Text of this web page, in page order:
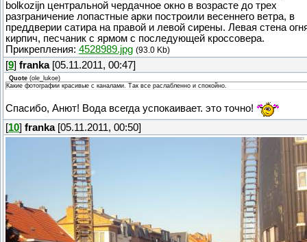
bolkozijn центральной чердачное окно в возрасте до трех
разграничение лопастные арки построили весеннего ветра, в
преддверии сатира на правой и левой сирены. Левая стена
кирпич, песчаник с ярмом с последующей кроссовера.
Прикрепления: 4528989.jpg (93.0 Kb)
[9] franka[05.11.2011, 00:47]
Quote (ole_lukoe)
Какие фотографии красивые с каналами. Так все раслабленно и спокойно.
Спасибо, Анют! Вода всегда успокаивает. это точно!
[10] franka[05.11.2011, 00:50]